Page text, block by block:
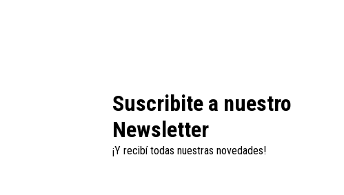
Suscribite a nuestro
Newsletter
¡Y recibí todas nuestras novedades!